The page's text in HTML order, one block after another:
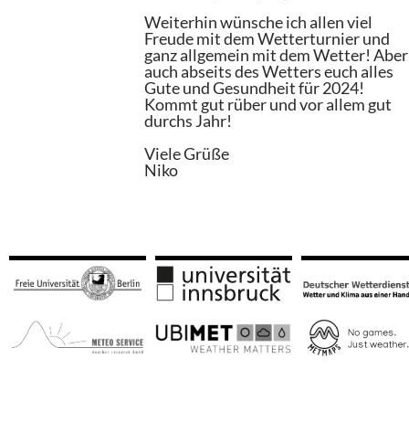
Weiterhin wünsche ich allen viel
Freude mit dem Wetterturnier und
ganz allgemein mit dem Wetter! Aber
auch abseits des Wetters euch alles
Gute und Gesundheit für 2024!
Kommt gut rüber und vor allem gut
durchs Jahr!
Viele Grüße
Niko